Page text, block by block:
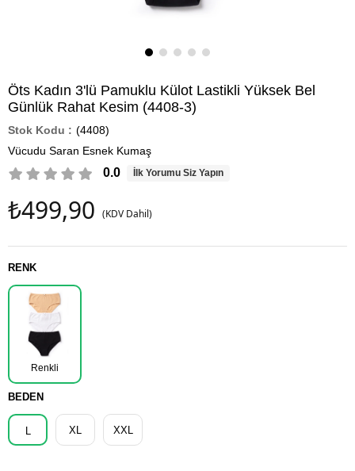
Öts Kadın 3'lü Pamuklu Külot Lastikli Yüksek Bel
Günlük Rahat Kesim (4408-3)
(4408)
Vücudu Saran Esnek Kumaş
0.0 İlk Yorumu Siz Yapın
₺499,90 (KDV Dahil)
RENK
Renkli
BEDEN
L XL XXL